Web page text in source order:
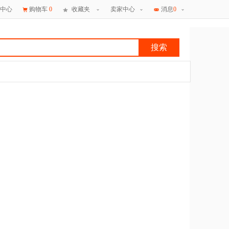
心 购物车 0 收藏夹 卖家中心 消息0
搜索